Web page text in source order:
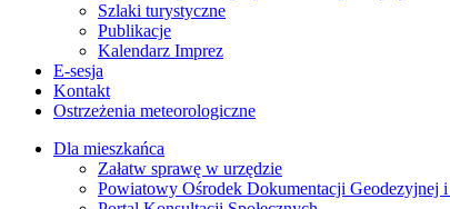
Szlaki turystyczne
Publikacje
Kalendarz Imprez
E-sesja
Kontakt
Ostrzeżenia meteorologiczne
Dla mieszkańca
Załatw sprawę w urzędzie
Powiatowy Ośrodek Dokumentacji Geodezyjnej